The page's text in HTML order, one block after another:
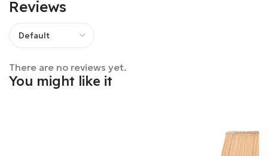
Reviews
There are no reviews yet.
You might like it